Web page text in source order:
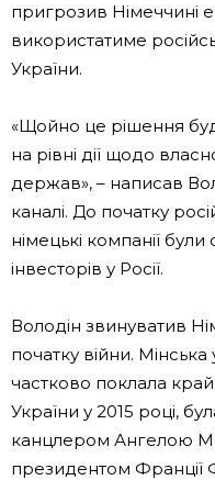
пригрозив Німеччині
використатиме
України.
«Щойно це рішення
на рівні дії щодо
держав», – написав
каналі. До початку
німецькі компанії
інвесторів у Росії.
Володін звинуватив
початку війни.
частково поклала
України у 2015 році,
канцлером Ангелою
президентом